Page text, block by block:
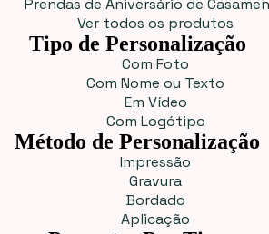
Prendas de Aniversário de
Ver todos os produtos
Tipo de Personalização
Com Foto
Com Nome ou Texto
Em Vídeo
Com Logótipo
Método de Personalização
Impressão
Gravura
Bordado
Aplicação